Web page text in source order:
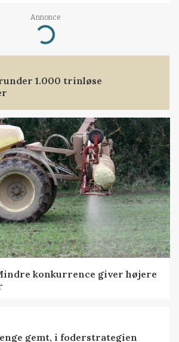
Annonce
Loading...
1.000 trinløse
konkurrence giver højere
gemt, i foderstrategien